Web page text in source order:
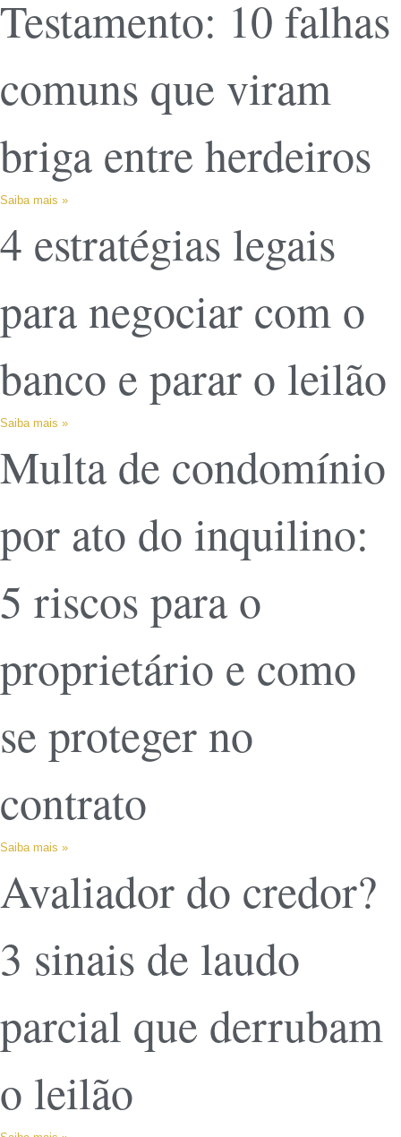
Testamento: 10 falhas
comuns que viram
briga entre herdeiros
Saiba mais »
4 estratégias legais
para negociar com o
banco e parar o leilão
Saiba mais »
Multa de condomínio
por ato do inquilino:
5 riscos para o
proprietário e como
se proteger no
contrato
Saiba mais »
Avaliador do credor?
3 sinais de laudo
parcial que derrubam
o leilão